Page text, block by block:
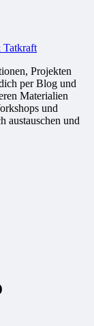
Tatkraft
Projekten
per Blog und
Materialien
und
austauschen und